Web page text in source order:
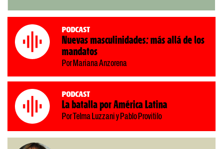
Podcast
Nuevas masculinidades: más allá de los
mandatos
Por Mariana Anzorena
Podcast
La batalla por América Latina
Por Telma Luzzani y Pablo Provitilo